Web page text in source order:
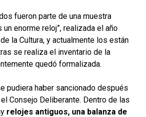
fueron parte de una muestra
un enorme reloj”, realizada el año
la Cultura, y actualmente los están
se realiza el inventario de la
quedó formalizada.
pudiera haber sancionado después
Consejo Deliberante. Dentro de las
relojes antiguos, una balanza de